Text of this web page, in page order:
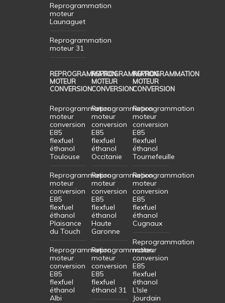
Reprogrammation
moteur
Launaguet
Reprogrammation
moteur 31
REPROGRAMMATION
MOTEUR
CONVERSION
Reprogrammation
moteur
conversion
E85
flexfuel
éthanol
Toulouse
Reprogrammation
moteur
conversion
E85
flexfuel
éthanol
Plaisance
du Touch
Reprogrammation
moteur
conversion
E85
flexfuel
éthanol
Albi
REPROGRAMMATION
MOTEUR
CONVERSION
Reprogrammation
moteur
conversion
E85
flexfuel
éthanol
Occitanie
Reprogrammation
moteur
conversion
E85
flexfuel
éthanol
Haute
Garonne
Reprogrammation
moteur
conversion
E85
flexfuel
éthanol 31
REPROGRAMMATION
MOTEUR
CONVERSION
Reprogrammation
moteur
conversion
E85
flexfuel
éthanol
Tournefeuille
Reprogrammation
moteur
conversion
E85
flexfuel
éthanol
Cugnaux
Reprogrammation
moteur
conversion
E85
flexfuel
éthanol
L’Isle
Jourdain